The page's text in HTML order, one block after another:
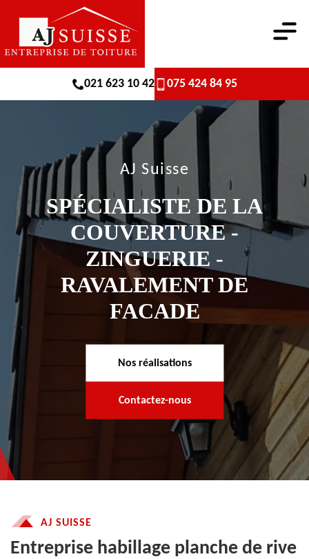
021 623 10 42 075 424 84 95
AJ Suisse
SPÉCIALISTE DE LA
COUVERTURE -
ZINGUERIE -
RAVALEMENT DE
FACADE
Nos réalisations
Contactez-nous
AJ SUISSE
Entreprise habillage planche de rive